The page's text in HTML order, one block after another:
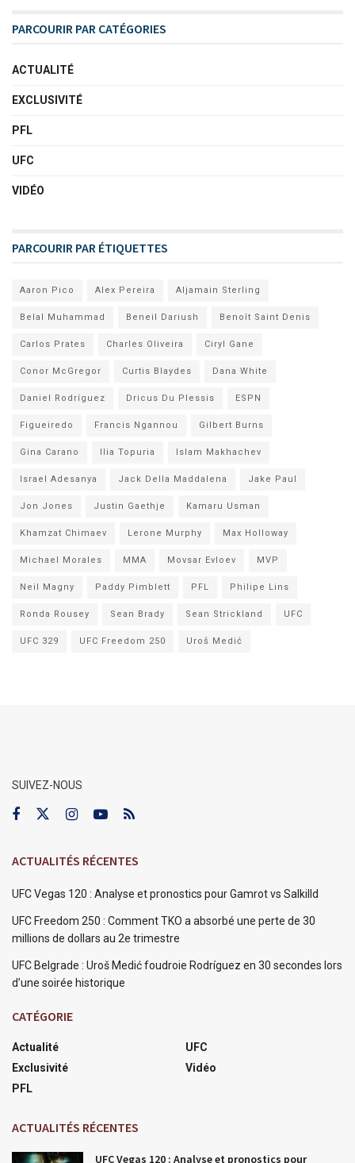
PARCOURIR PAR CATÉGORIES
ACTUALITÉ
EXCLUSIVITÉ
PFL
UFC
VIDÉO
PARCOURIR PAR ÉTIQUETTES
Aaron Pico Alex Pereira Aljamain Sterling
Belal Muhammad Beneil Dariush Benoît Saint Denis
Carlos Prates Charles Oliveira Ciryl Gane
Conor McGregor Curtis Blaydes Dana White
Daniel Rodríguez Dricus Du Plessis ESPN
Figueiredo Francis Ngannou Gilbert Burns
Gina Carano Ilia Topuria Islam Makhachev
Israel Adesanya Jack Della Maddalena Jake Paul
Jon Jones Justin Gaethje Kamaru Usman
Khamzat Chimaev Lerone Murphy Max Holloway
Michael Morales MMA Movsar Evloev MVP
Neil Magny Paddy Pimblett PFL Philipe Lins
Ronda Rousey Sean Brady Sean Strickland UFC
UFC 329 UFC Freedom 250 Uroš Medić
SUIVEZ-NOUS
ACTUALITÉS RÉCENTES
UFC Vegas 120 : Analyse et pronostics pour Gamrot vs Salkilld
UFC Freedom 250 : Comment TKO a absorbé une perte de 30
millions de dollars au 2e trimestre
UFC Belgrade : Uroš Medić foudroie Rodríguez en 30 secondes lors
d’une soirée historique
CATÉGORIE
Actualité
Exclusivité
PFL
UFC
Vidéo
ACTUALITÉS RÉCENTES
UFC Vegas 120 : Analyse et pronostics pour